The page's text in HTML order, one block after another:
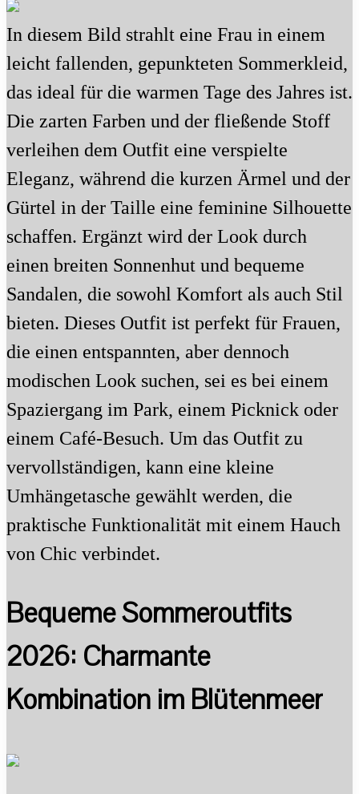
In diesem Bild strahlt eine Frau in einem
leicht fallenden, gepunkteten Sommerkleid,
das ideal für die warmen Tage des Jahres ist.
Die zarten Farben und der fließende Stoff
verleihen dem Outfit eine verspielte
Eleganz, während die kurzen Ärmel und der
Gürtel in der Taille eine feminine Silhouette
schaffen. Ergänzt wird der Look durch
einen breiten Sonnenhut und bequeme
Sandalen, die sowohl Komfort als auch Stil
bieten. Dieses Outfit ist perfekt für Frauen,
die einen entspannten, aber dennoch
modischen Look suchen, sei es bei einem
Spaziergang im Park, einem Picknick oder
einem Café-Besuch. Um das Outfit zu
vervollständigen, kann eine kleine
Umhängetasche gewählt werden, die
praktische Funktionalität mit einem Hauch
von Chic verbindet.
Bequeme Sommeroutfits
2026: Charmante
Kombination im Blütenmeer